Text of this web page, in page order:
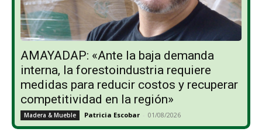
AMAYADAP: «Ante la baja demanda
interna, la forestoindustria requiere
medidas para reducir costos y recuperar
competitividad en la región»
Madera & Mueble Patricia Escobar - 01/08/2026